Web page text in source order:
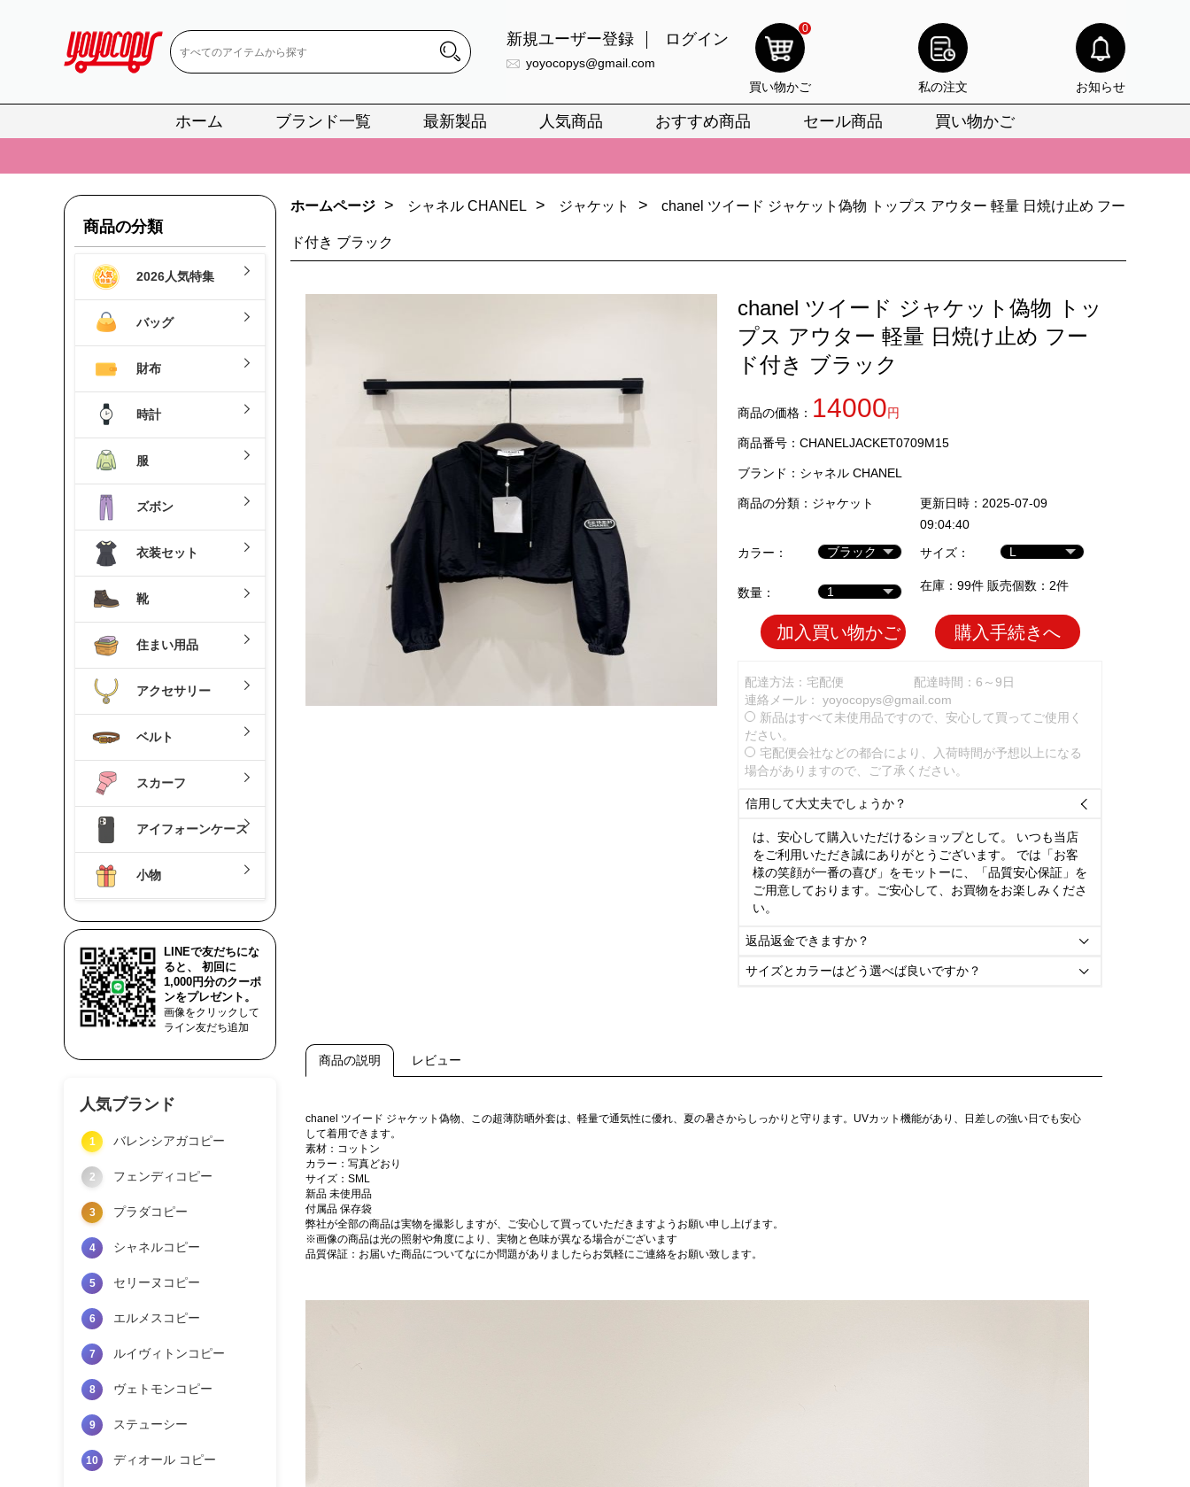
新規ユーザー登録 ログイン
yoyocopys@gmail.com
0
買い物かご 私の注文 お知らせ
ホーム ブランド一覧 最新製品 人気商品 おすすめ商品 セール商品 買い物かご
📢 当店は正真正銘のn級スーパーコピーのみ取扱い。最高品質の再現度を安心してお選びいただけます。
📢 新作入荷！ルイ・ヴィトンスーパーコピー バッグ最新モデルが登場。上質な仕上がりをお見逃しなく。
📢 当店は正真正銘のn級スーパーコピーのみ取扱い。最高品質の再現度を安心してお選びいただけます。
新作入荷！ルイ・ヴィトンスーパーコピー バッグ最新モデルが登場。上質な仕上がりをお見逃しなく。
商品の分類
2026人気特集
バッグ
財布
時計
服
ズボン
衣装セット
靴
住まい用品
アクセサリー
ベルト
スカーフ
アイフォーンケース
小物
LINEで友だちにな
ると、 初回に
1,000円分のクーポ
ンをプレゼント。
画像をクリックして
ライン友だち追加
人気ブランド
1 バレンシアガコピー
2 フェンディコピー
3 プラダコピー
4 シャネルコピー
5 セリーヌコピー
6 エルメスコピー
7 ルイヴィトンコピー
8 ヴェトモンコピー
9 ステューシー
10 ディオール コピー
ホームページ > シャネル CHANEL > ジャケット > chanel ツイード ジャケット偽物 トップス アウター 軽量 日焼け止め フー
ド付き ブラック
chanel ツイード ジャケット偽物 トッ
プス アウター 軽量 日焼け止め フー
ド付き ブラック
商品の価格： 14000円
商品番号：CHANELJACKET0709M15
ブランド： シャネル CHANEL
商品の分類： ジャケット
更新日時：2025-07-09
09:04:40
カラー：
サイズ：
数量： 在庫：99件 販売個数：2件
加入買い物かご 購入手続きへ
配達方法：宅配便
配達時間：6～9日
連絡メール： yoyocopys@gmail.com
新品はすべて未使用品ですので、安心して買ってご使用く
ださい。
宅配便会社などの都合により、入荷時間が予想以上になる
場合がありますので、ご了承ください。
信用して大丈夫でしょうか？ 
は、安心して購入いただけるショップとして。 いつも当店
をご利用いただき誠にありがとうございます。 では「お客
様の笑顔が一番の喜び」をモットーに、「品質安心保証」を
ご用意しております。ご安心して、お買物をお楽しみくださ
い。
返品返金できますか？ 
サイズとカラーはどう選べば良いですか？ 
商品の説明 レビュー
chanel ツイード ジャケット偽物、この超薄防晒外套は、軽量で通気性に優れ、夏の暑さからしっかりと守ります。UVカット機能があり、日差しの強い日でも安心
して着用できます。
素材：コットン
カラー：写真どおり
サイズ：SML
新品 未使用品
付属品 保存袋
弊社が全部の商品は実物を撮影しますが、ご安心して買っていただきますようお願い申し上げます。
※画像の商品は光の照射や角度により、実物と色味が異なる場合がございます
品質保証：お届いた商品についてなにか問題がありましたらお気軽にご連絡をお願い致します。